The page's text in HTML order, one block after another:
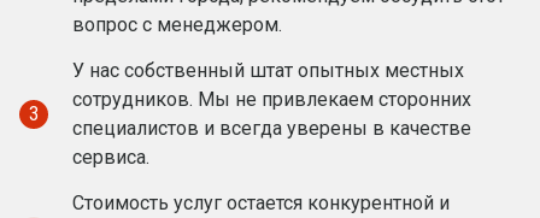
вопрос с менеджером.
3
У нас собственный штат опытных местных
сотрудников. Мы не привлекаем сторонних
специалистов и всегда уверены в качестве
сервиса.
Стоимость услуг остается конкурентной и